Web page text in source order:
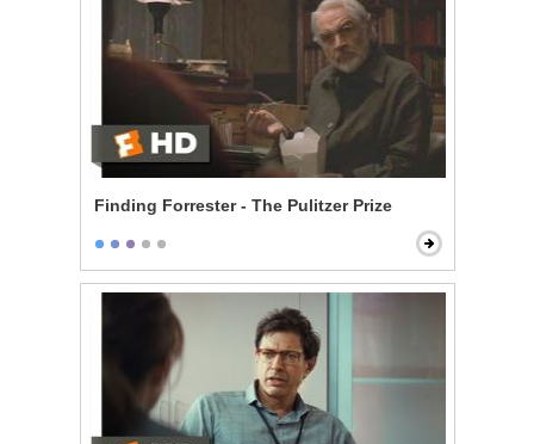
Finding Forrester - The Pulitzer Prize